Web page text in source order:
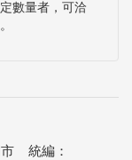
數量者，可洽
市 統編：